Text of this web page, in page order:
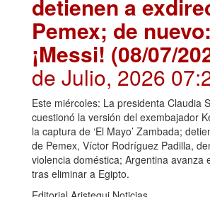
detienen a
Pemex; de nuevo:
¡Messi! (08/07/
de Julio, 2026
Este miércoles: La presidenta Claudia
cuestionó la versión del exembajador
la captura de ‘El Mayo’ Zambada;
de Pemex, Víctor Rodríguez Padilla,
violencia doméstica; Argentina avanza
tras eliminar a Egipto.